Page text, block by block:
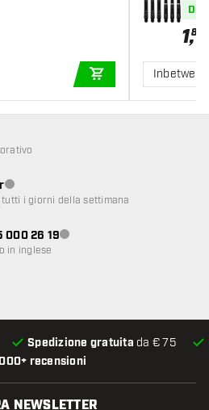
AGGIUNGI AL
1,80
Inbetween
recensioni
Spedizione gratuita da € 75
Servizio clienti non disponibile
i giorni della settimana
000 26 19Servizio clienti non disponibile
in inglese
NEWSLETTER